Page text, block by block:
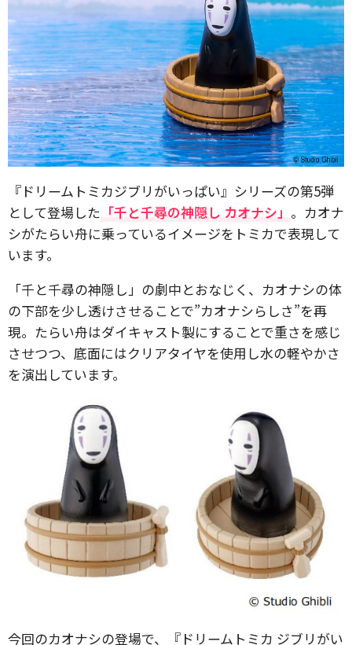
『ドリームトミカジブリがいっぱい』シリーズの第5弾
として登場した 「千と千尋の神隠し カオナシ」 。カオナ
シがたらい舟に乗っているイメージをトミカで表現して
います。
「千と千尋の神隠し」の劇中とおなじく、カオナシの体
の下部を少し透けさせることで”カオナシらしさ”を再
現。たらい舟はダイキャスト製にすることで重さを感じ
させつつ、底面にはクリアタイヤを使用し水の軽やかさ
を演出しています。
今回のカオナシの登場で、『ドリームトミカ ジブリがい